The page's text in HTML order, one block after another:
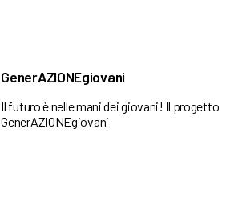
GenerAZIONEgiovani
Il futuro è nelle mani dei giovani! Il progetto
GenerAZIONEgiovani